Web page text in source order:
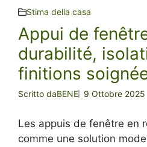
Stima della casa
Appui de
durabilité,
finitions
Scritto daBENE 9 Ottobre 2025
Les appuis de fenêtre en
comme une solution